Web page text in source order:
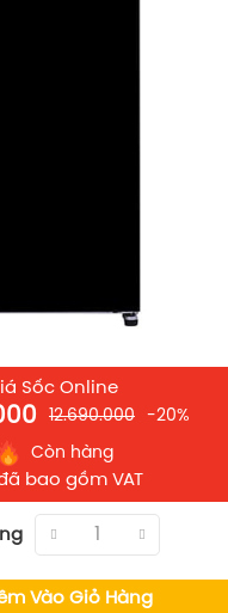
trên truyền thống
viền, tạo sự liền
1505mm và chiều rộng
căn hộ chung cư hoặc
có thể dễ dàng sắp
gian.
Sốc Online
12.690.000 -20%
Còn hàng
bao gồm VAT
Vào Giỏ Hàng